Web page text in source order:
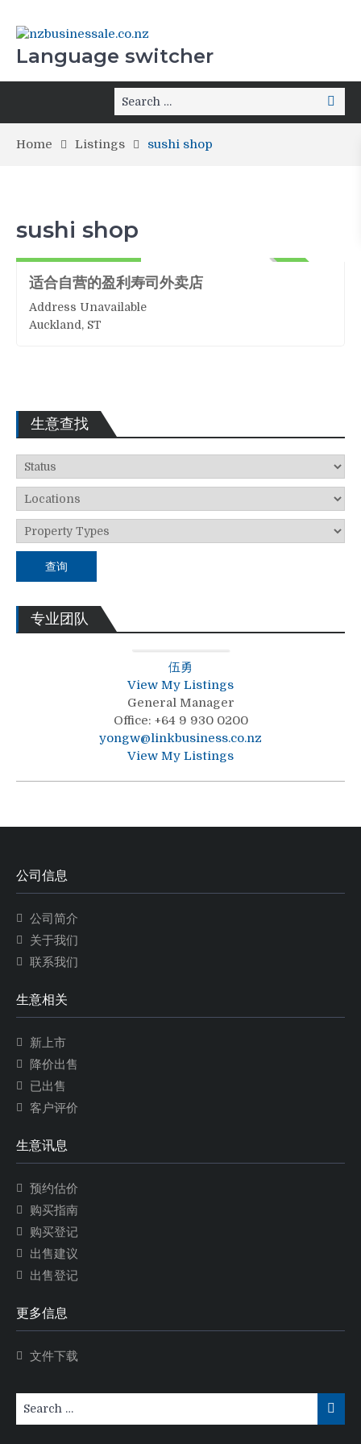
Language switcher
Home Listings sushi shop
sushi shop
sushi shop
适合自营的盈利寿司外卖店
Address Unavailable
Auckland, ST
生意查找
查询
专业团队
伍勇
View My Listings
General Manager
Office: +64 9 930 0200
yongw@linkbusiness.co.nz
View My Listings
公司信息
公司简介
关于我们
联系我们
生意相关
新上市
降价出售
已出售
客户评价
生意讯息
预约估价
购买指南
购买登记
出售建议
出售登记
更多信息
文件下载